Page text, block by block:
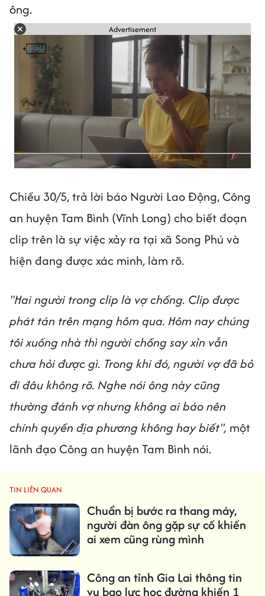
ông.
Advertisement
Chiều 30/5, trả lời báo Người Lao Động, Công
an huyện Tam Bình (Vĩnh Long) cho biết đoạn
clip trên là sự việc xảy ra tại xã Song Phú và
hiện đang được xác minh, làm rõ.
"Hai người trong clip là vợ chồng. Clip được
phát tán trên mạng hôm qua. Hôm nay chúng
tôi xuống nhà thì người chồng say xỉn vẫn
chưa hỏi được gì. Trong khi đó, người vợ đã bỏ
đi đâu không rõ. Nghe nói ông này cũng
thường đánh vợ nhưng không ai báo nên
chính quyền địa phương không hay biết", một
lãnh đạo Công an huyện Tam Bình nói.
TIN LIÊN QUAN
Chuẩn bị bước ra thang máy,
người đàn ông gặp sự cố khiến
ai xem cũng rùng mình
Công an tỉnh Gia Lai thông tin
vụ bạo lực học đường khiến 1